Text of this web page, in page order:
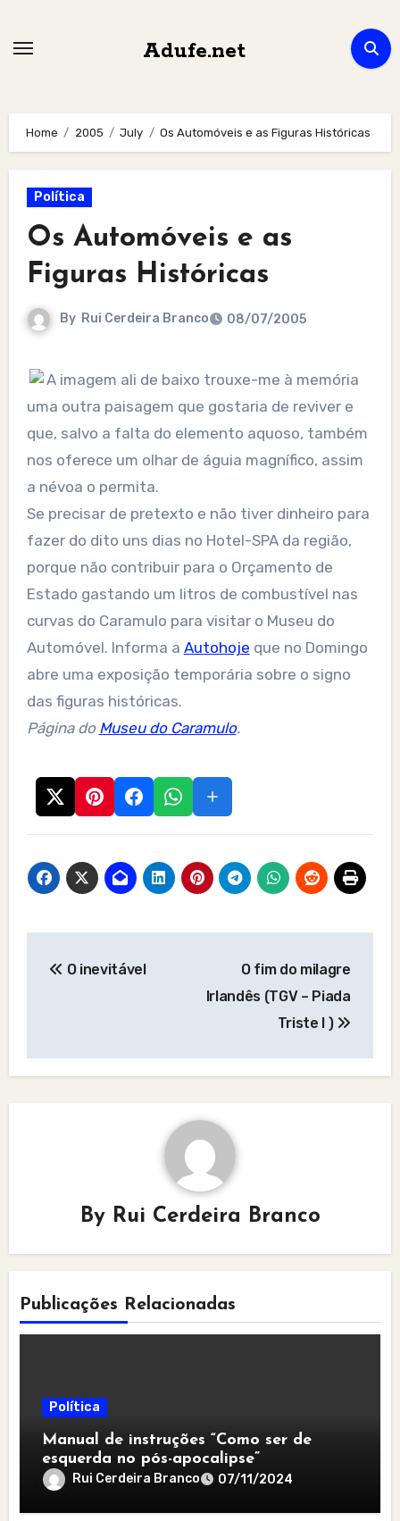
Adufe.net
Home 2005 July Os Automóveis e as Figuras Históricas
Política
Os Automóveis e as
Figuras Históricas
By Rui Cerdeira Branco 08/07/2005
A imagem ali de baixo trouxe-me à memória
uma outra paisagem que gostaria de reviver e
que, salvo a falta do elemento aquoso, também
nos oferece um olhar de águia magnífico, assim
a névoa o permita.
Se precisar de pretexto e não tiver dinheiro para
fazer do dito uns dias no Hotel-SPA da região,
porque não contribuir para o Orçamento de
Estado gastando um litros de combustível nas
curvas do Caramulo para visitar o Museu do
Automóvel. Informa a Autohoje que no Domingo
abre uma exposição temporária sobre o signo
das figuras históricas.
Página do Museu do Caramulo.
O inevitável
O fim do milagre
Irlandês (TGV – Piada
Triste I )
By Rui Cerdeira Branco
Publicações Relacionadas
Política
Manual de instruções “Como ser de
esquerda no pós-apocalipse”
Rui Cerdeira Branco 07/11/2024